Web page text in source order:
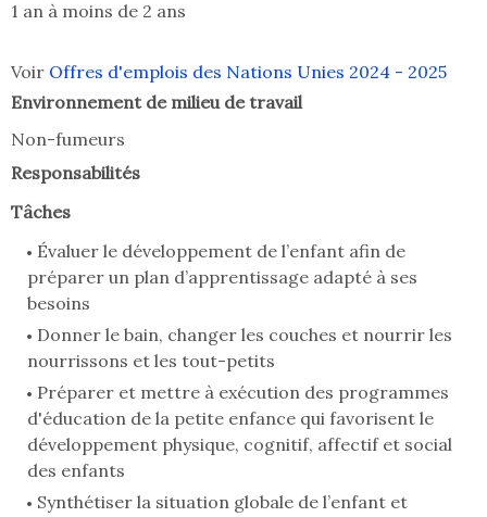
1 an à moins de 2 ans
Voir Offres d'emplois des Nations Unies 2024 - 2025
Environnement de milieu de travail
Non-fumeurs
Responsabilités
Tâches
Évaluer le développement de l’enfant afin de
préparer un plan d’apprentissage adapté à ses
besoins
Donner le bain, changer les couches et nourrir les
nourrissons et les tout-petits
Préparer et mettre à exécution des programmes
d'éducation de la petite enfance qui favorisent le
développement physique, cognitif, affectif et social
des enfants
Synthétiser la situation globale de l’enfant et